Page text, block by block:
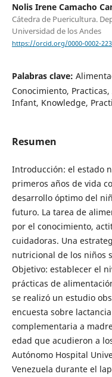
Nolis Irene Camacho
Cátedra de Puericultura.
Universidad de los Andes
https://orcid.org/0000-0002-
Palabras clave:
Conocimiento,
Infant, Knowledge,
Resumen
Introducción: el estado
primeros años de vida
desarrollo óptimo del
futuro. La tarea de
por el conocimiento,
cuidadoras. Una
nutricional de los niños
Objetivo: establecer el
prácticas de
se realizó un estudio
encuesta sobre
complementaria a
edad que acudieron a
Autónomo Hospital
Venezuela durante el